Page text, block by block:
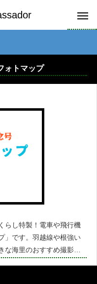
ォトマップ
らし特製！電車や飛行機
」です。羽越線や根強い
海里のおすすめ撮影ス
いて作った